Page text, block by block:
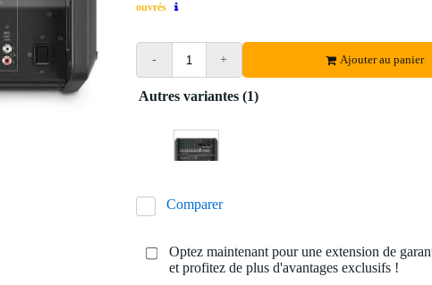
ouvrés
- + Ajouter au panier
Autres variantes (1)
Comparer
Optez maintenant pour une extension de
et profitez de plus d'avantages exclusifs !